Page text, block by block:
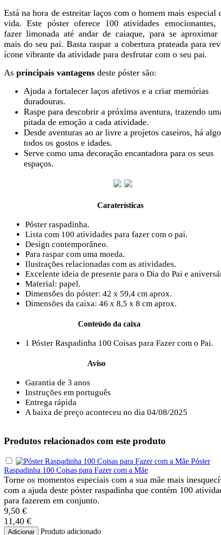
Está na hora de estreitar laços com o homem mais especial
vida. Este póster oferece 100 atividades emocionantes,
fazer limonada até andar de caiaque, para se aproximar
mais do seu pai. Basta raspar a cobertura prateada para
ícone vibrante da atividade para desfrutar com o seu pai.
As principais vantagens deste póster são:
Ajuda a fortalecer laços afetivos e a criar memórias
duradouras.
Raspe para descobrir a próxima aventura, trazendo
pitada de emoção a cada atividade.
Desde aventuras ao ar livre a projetos caseiros, há
todos os gostos e idades.
Serve como uma decoração encantadora para os seus
espaços.
Caraterísticas
Póster raspadinha.
Lista com 100 atividades para fazer com o pai.
Design contemporâneo.
Para raspar com uma moeda.
Ilustrações relacionadas com as atividades.
Excelente ideia de presente para o Dia do Pai e
Material: papel.
Dimensões do póster: 42 x 59,4 cm aprox.
Dimensões da caixa: 46 x 8,5 x 8 cm aprox.
Conteúdo da caixa
1 Póster Raspadinha 100 Coisas para Fazer com o Pai.
Aviso
Garantia de 3 anos
Instruções em português
Entrega rápida
A baixa de preço aconteceu no dia 04/08/2025
Produtos relacionados com este produto
Póster
Raspadinha 100 Coisas para Fazer com a Mãe
Torne os momentos especiais com a sua mãe mais
com a ajuda deste póster raspadinha que contém 100
para fazerem em conjunto.
9,50 €
11,40 €
Adicionar Produto adicionado